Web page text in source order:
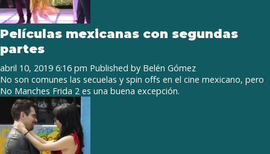
Películas mexicanas con segundas
partes
abril 10, 2019 6:16 pm Published by Belén Gómez
No son comunes las secuelas y spin offs en el cine mexicano, pero
No Manches Frida 2 es una buena excepción.